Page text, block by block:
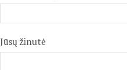
Jūsų žinutė